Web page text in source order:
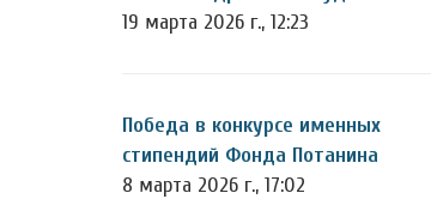
19 марта 2026 г., 12:23
Победа в конкурсе именных
стипендий Фонда Потанина
8 марта 2026 г., 17:02